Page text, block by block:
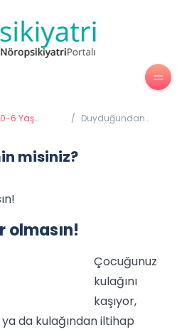
0-6 Yaş
/ Duyduğundan
misiniz?
olmasın!
Çocuğunuz
kulağını
kaşıyor,
da kulağından iltihap